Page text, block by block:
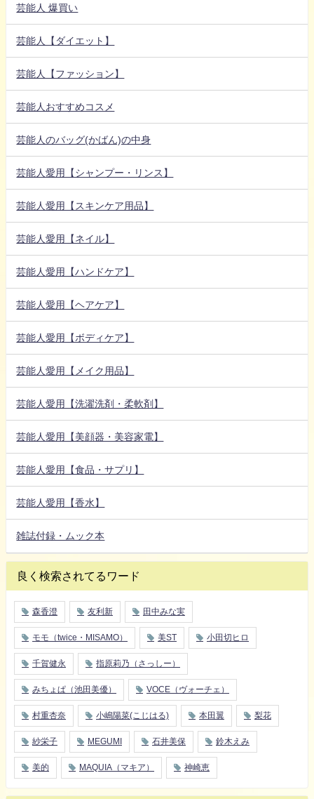
芸能人 爆買い
芸能人【ダイエット】
芸能人【ファッション】
芸能人おすすめコスメ
芸能人のバッグ(かばん)の中身
芸能人愛用【シャンプー・リンス】
芸能人愛用【スキンケア用品】
芸能人愛用【ネイル】
芸能人愛用【ハンドケア】
芸能人愛用【ヘアケア】
芸能人愛用【ボディケア】
芸能人愛用【メイク用品】
芸能人愛用【洗濯洗剤・柔軟剤】
芸能人愛用【美顔器・美容家電】
芸能人愛用【食品・サプリ】
芸能人愛用【香水】
雑誌付録・ムック本
良く検索されてるワード
森香澄 友利新 田中みな実
モモ（twice・MISAMO） 美ST 小田切ヒロ
千賀健永 指原莉乃（さっしー）
みちょぱ（池田美優） VOCE（ヴォーチェ）
村重杏奈 小嶋陽菜(こじはる) 本田翼 梨花
紗栄子 MEGUMI 石井美保 鈴木えみ
美的 MAQUIA（マキア） 神崎恵